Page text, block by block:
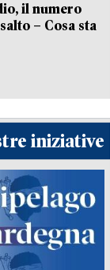
il numero
– Cosa sta
iniziative